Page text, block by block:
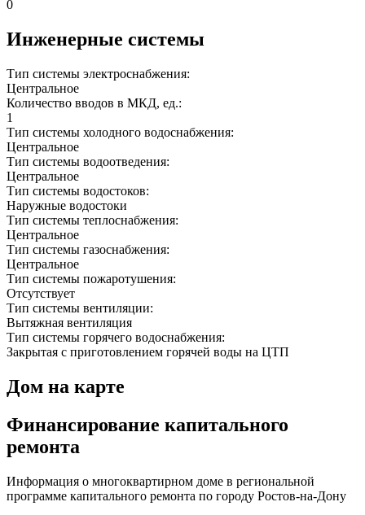
0
Инженерные системы
Тип системы электроснабжения:
Центральное
Количество вводов в МКД, ед.:
1
Тип системы холодного водоснабжения:
Центральное
Тип системы водоотведения:
Центральное
Тип системы водостоков:
Наружные водостоки
Тип системы теплоснабжения:
Центральное
Тип системы газоснабжения:
Центральное
Тип системы пожаротушения:
Отсутствует
Тип системы вентиляции:
Вытяжная вентиляция
Тип системы горячего водоснабжения:
Закрытая с приготовлением горячей воды на ЦТП
Дом на карте
Финансирование капитального
ремонта
Информация о многоквартирном доме в региональной
программе капитального ремонта по городу Ростов-на-Дону